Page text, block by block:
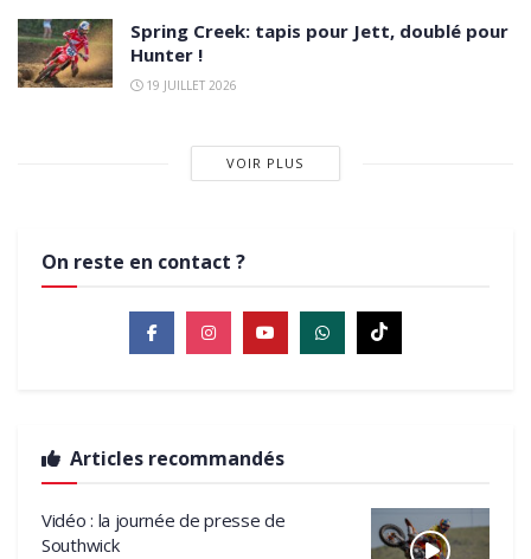
Spring Creek: tapis pour Jett, doublé pour
Hunter !
19 JUILLET 2026
VOIR PLUS
On reste en contact ?
Articles recommandés
Vidéo : la journée de presse de
Southwick